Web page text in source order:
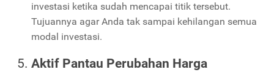
investasi ketika sudah mencapai titik tersebut.
Tujuannya agar Anda tak sampai kehilangan semua
modal investasi.
Aktif Pantau Perubahan Harga